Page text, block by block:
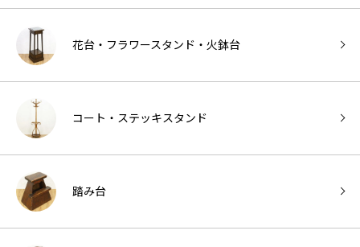
花台・フラワースタンド・火鉢台
コート・ステッキスタンド
踏み台